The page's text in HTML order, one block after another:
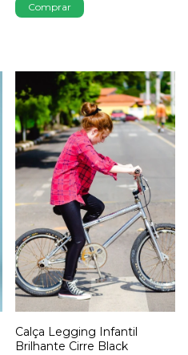
Comprar
Calça Legging Infantil
Brilhante Cirre Black